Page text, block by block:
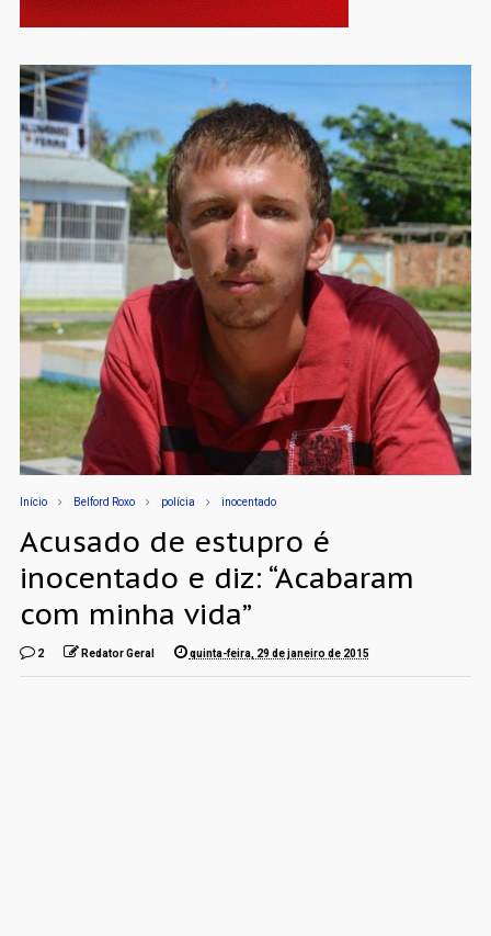
Início Belford Roxo polícia inocentado
Acusado de estupro é
inocentado e diz: “Acabaram
com minha vida”
2 Redator Geral quinta-feira, 29 de janeiro de 2015